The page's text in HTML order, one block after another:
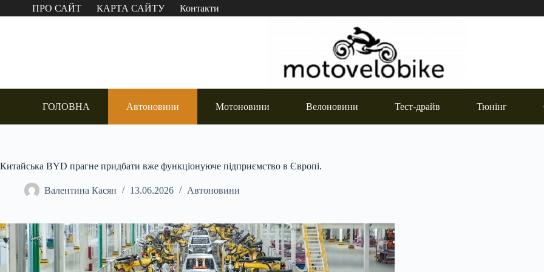
Перейти
до
ПРО САЙТ КАРТА САЙТУ Контакти
ГОЛОВНА Автоновини Мотоновини Велоновини Тест-драйв Тюнінг
Китайська BYD прагне придбати вже функціонуюче підприємство в Європі.
Валентина Касян 13.06.2026 Автоновини